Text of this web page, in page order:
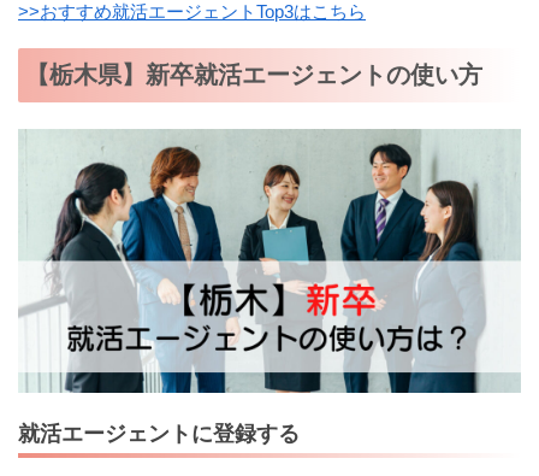
>>おすすめ就活エージェントTop3はこちら
【栃木県】新卒就活エージェントの使い方
就活エージェントに登録する